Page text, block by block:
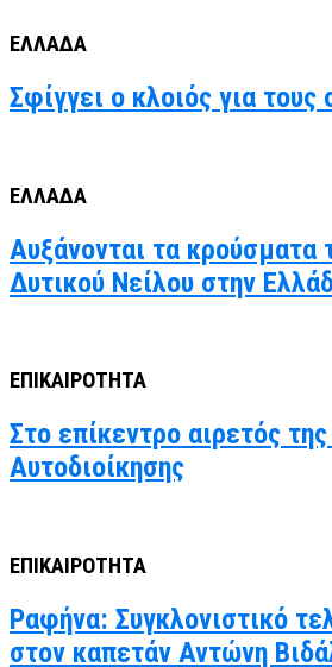
ΕΛΛΑΔΑ
Σφίγγει ο κλοιός για τους
ΕΛΛΑΔΑ
Αυξάνονται τα κρούσματα
Δυτικού Νείλου στην
ΕΠΙΚΑΙΡΟΤΗΤΑ
Στο επίκεντρο αιρετός
Αυτοδιοίκησης
ΕΠΙΚΑΙΡΟΤΗΤΑ
Ραφήνα: Συγκλονιστικό
στον καπετάν Αντώνη